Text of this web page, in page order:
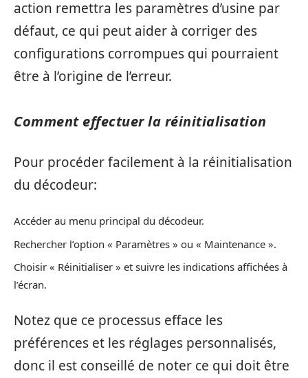
action remettra les paramètres d’usine par
défaut, ce qui peut aider à corriger des
configurations corrompues qui pourraient
être à l’origine de l’erreur.
Comment effectuer la réinitialisation
Pour procéder facilement à la réinitialisation
du décodeur:
Accéder au menu principal du décodeur.
Rechercher l’option « Paramètres » ou « Maintenance ».
Choisir « Réinitialiser » et suivre les indications affichées à
l’écran.
Notez que ce processus efface les
préférences et les réglages personnalisés,
donc il est conseillé de noter ce qui doit être